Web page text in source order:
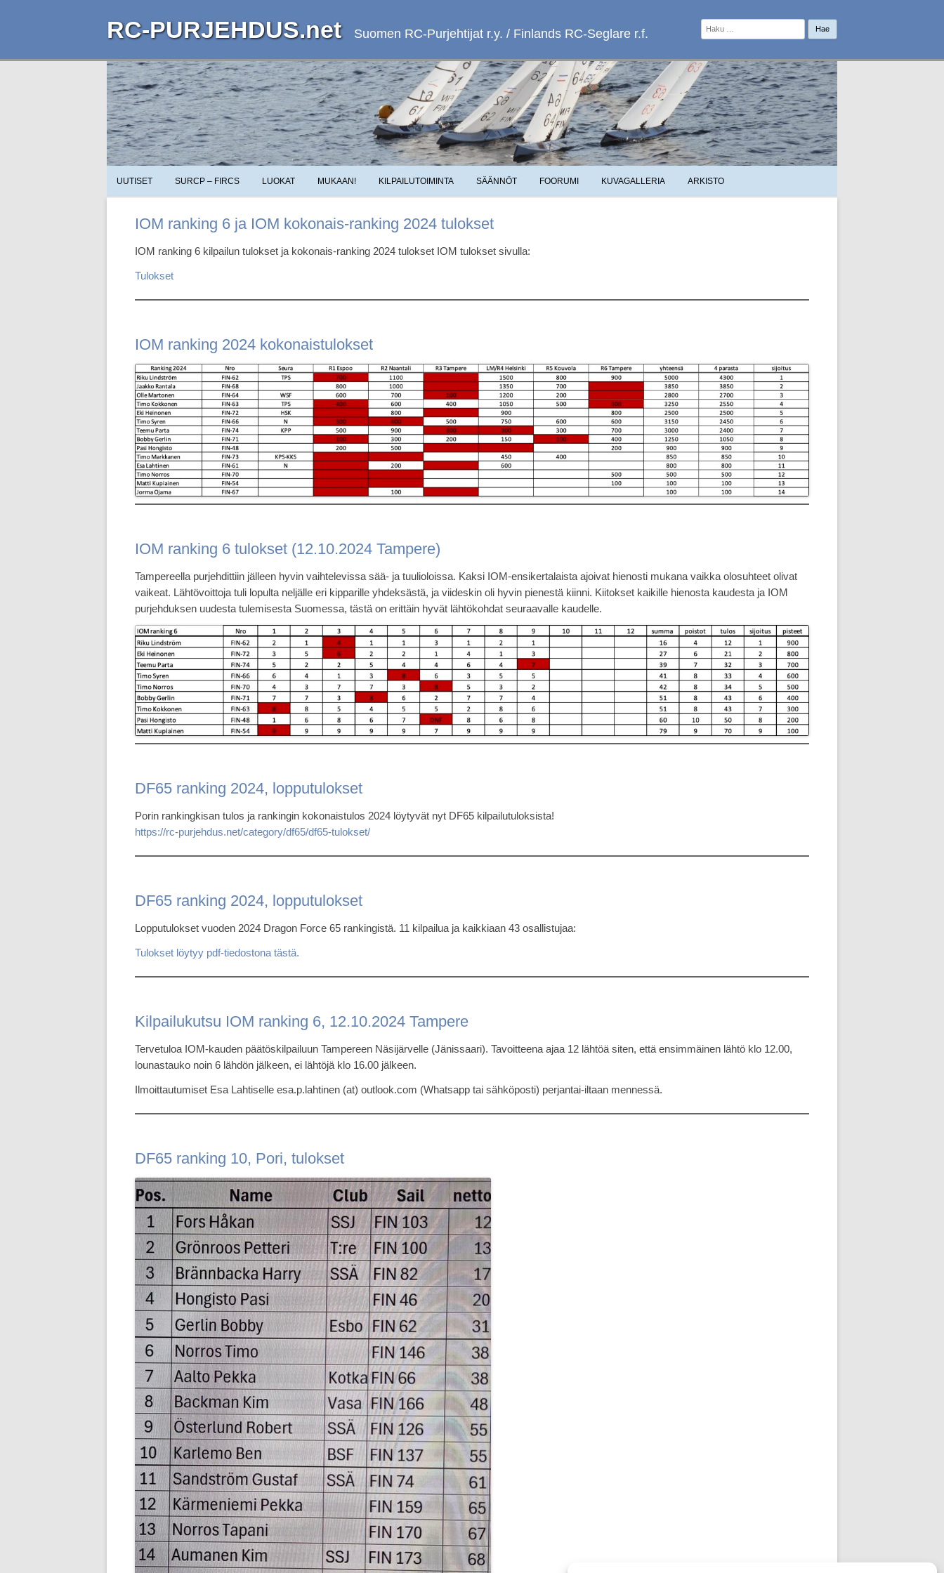
RC-PURJEHDUS.net Suomen RC-Purjehtijat r.y. / Finlands RC-Seglare r.f.
Haku:
UUTISET SURCP – FIRCS LUOKAT MUKAAN! KILPAILUTOIMINTA SÄÄNNÖT FOORUMI KUVAGALLERIA ARKISTO
IOM ranking 6 ja IOM kokonais-ranking 2024 tulokset
IOM ranking 6 kilpailun tulokset ja kokonais-ranking 2024 tulokset IOM tulokset sivulla:
Tulokset
IOM ranking 2024 kokonaistulokset
IOM ranking 6 tulokset (12.10.2024 Tampere)
Tampereella purjehdittiin jälleen hyvin vaihtelevissa sää- ja tuulioloissa. Kaksi IOM-ensikertalaista ajoivat hienosti mukana vaikka olosuhteet olivat
vaikeat. Lähtövoittoja tuli lopulta neljälle eri kipparille yhdeksästä, ja viideskin oli hyvin pienestä kiinni. Kiitokset kaikille hienosta kaudesta ja IOM
purjehduksen uudesta tulemisesta Suomessa, tästä on erittäin hyvät lähtökohdat seuraavalle kaudelle.
DF65 ranking 2024, lopputulokset
Porin rankingkisan tulos ja rankingin kokonaistulos 2024 löytyvät nyt DF65 kilpailutuloksista!
https://rc-purjehdus.net/category/df65/df65-tulokset/
DF65 ranking 2024, lopputulokset
Lopputulokset vuoden 2024 Dragon Force 65 rankingistä. 11 kilpailua ja kaikkiaan 43 osallistujaa:
Tulokset löytyy pdf-tiedostona tästä.
Kilpailukutsu IOM ranking 6, 12.10.2024 Tampere
Tervetuloa IOM-kauden päätöskilpailuun Tampereen Näsijärvelle (Jänissaari). Tavoitteena ajaa 12 lähtöä siten, että ensimmäinen lähtö klo 12.00,
lounastauko noin 6 lähdön jälkeen, ei lähtöjä klo 16.00 jälkeen.
Ilmoittautumiset Esa Lahtiselle esa.p.lahtinen (at) outlook.com (Whatsapp tai sähköposti) perjantai-iltaan mennessä.
DF65 ranking 10, Pori, tulokset